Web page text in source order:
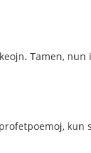
Tamen,
kun